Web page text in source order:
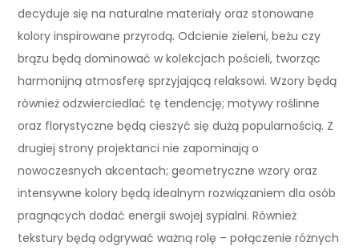
decyduje się na naturalne materiały oraz stonowane
kolory inspirowane przyrodą. Odcienie zieleni, beżu czy
brązu będą dominować w kolekcjach pościeli, tworząc
harmonijną atmosferę sprzyjającą relaksowi. Wzory będą
również odzwierciedlać tę tendencję; motywy roślinne
oraz florystyczne będą cieszyć się dużą popularnością. Z
drugiej strony projektanci nie zapominają o
nowoczesnych akcentach; geometryczne wzory oraz
intensywne kolory będą idealnym rozwiązaniem dla osób
pragnących dodać energii swojej sypialni. Również
tekstury będą odgrywać ważną rolę – połączenie różnych